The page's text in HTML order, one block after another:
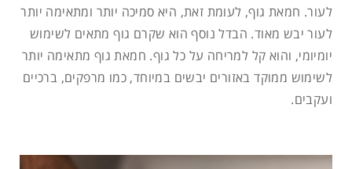
לעור. חמאת גוף, לעומת זאת, היא סמיכה יותר ומתאימה יותר
לעור יבש מאוד. הבדל נוסף הוא שקרם גוף מתאים לשימוש
יומיומי, והוא קל למריחה על כל גוף. חמאת גוף מתאימה יותר
לשימוש ממוקד באזורים יבשים במיוחד, כמו מרפקים, ברכיים
ועקבים.